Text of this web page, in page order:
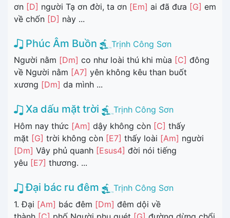
ơn [D] người Tạ ơn đời, ta ơn [Em] ai đã đưa [G] em
về chốn [D] này ...
Phúc Âm Buồn
Trịnh Công Sơn
Người nằm [Dm] co như loài thú khi mùa [C] đông
về Người nằm [A7] yên không kêu than buốt
xương [Dm] da mình ...
Xa dấu mặt trời
Trịnh Công Sơn
Hôm nay thức [Am] dậy không còn [C] thấy
mặt [G] trời không còn [E7] thấy loài [Am] người
[Dm] Vây phủ quanh [Esus4] đời nói tiếng
yêu [E7] thương. ...
Đại bác ru đêm
Trịnh Công Sơn
1. Đại [Am] bác đêm [Dm] đêm dội về